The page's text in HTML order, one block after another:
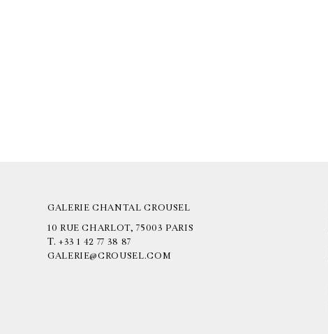
GALERIE CHANTAL CROUSEL
10 RUE CHARLOT, 75003 PARIS
T. +33 1 42 77 38 87
GALERIE@CROUSEL.COM